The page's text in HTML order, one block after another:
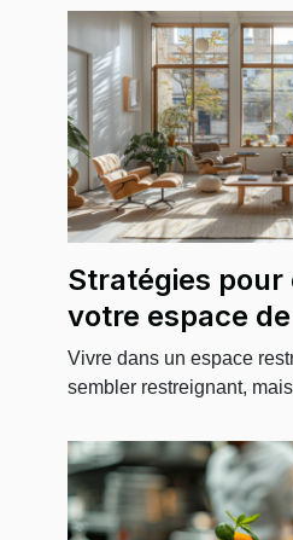
Stratégies pour
votre espace
surface
Vivre dans un espace
sembler restreignant,